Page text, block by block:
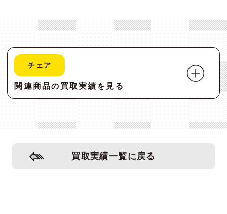
チェア
関連商品の 買取実績 を 見る
買取実績一覧に戻る